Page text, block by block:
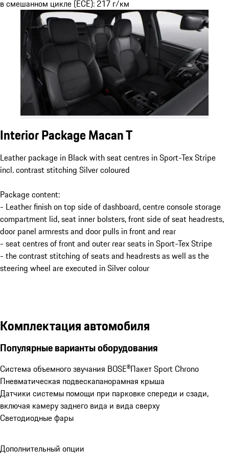
в смешанном цикле (ECE): 217 г/км
Interior Package Macan T
Leather package in Black with seat centres in Sport-Tex Stripe
incl. contrast stitching Silver coloured
Package content:
- Leather finish on top side of dashboard, centre console storage
compartment lid, seat inner bolsters, front side of seat headrests,
door panel armrests and door pulls in front and rear
- seat centres of front and outer rear seats in Sport-Tex Stripe
- the contrast stitching of seats and headrests as well as the
steering wheel are executed in Silver colour
Комплектация автомобиля
Популярные варианты оборудования
Система объемного звучания BOSE®Пакет Sport Chrono
Пневматическая подвескапанорамная крыша
Датчики системы помощи при парковке спереди и сзади,
включая камеру заднего вида и вида сверху
Светодиодные фары
Дополнительный опции